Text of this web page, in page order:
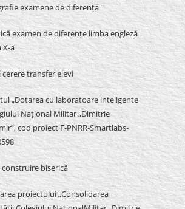
examene de diferență
examen de diferențe limba engleză
X-a
cerere transfer elevi
„Dotarea cu laboratoare inteligente
Național Militar „Dimitrie
cod proiect F-PNRR-Smartlabs-
construire biserică
proiectului „Consolidarea